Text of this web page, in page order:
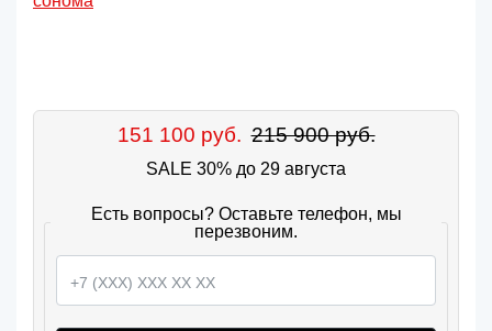
151 100 руб. 215 900 руб.
SALE 30% до 29 августа
Есть вопросы? Оставьте телефон, мы
перезвоним.